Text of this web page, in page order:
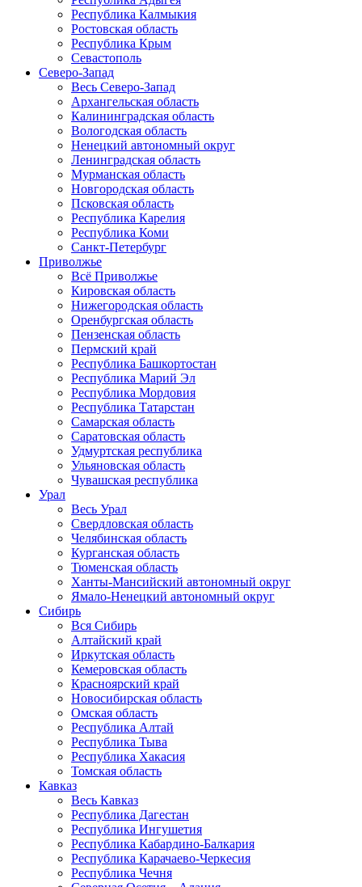
Республика Калмыкия
Ростовская область
Республика Крым
Севастополь
Северо-Запад
Весь Северо-Запад
Архангельская область
Калининградская область
Вологодская область
Ненецкий автономный округ
Ленинградская область
Мурманская область
Новгородская область
Псковская область
Республика Карелия
Республика Коми
Санкт-Петербург
Приволжье
Всё Приволжье
Кировская область
Нижегородская область
Оренбургская область
Пензенская область
Пермский край
Республика Башкортостан
Республика Марий Эл
Республика Мордовия
Республика Татарстан
Самарская область
Саратовская область
Удмуртская республика
Ульяновская область
Чувашская республика
Урал
Весь Урал
Свердловская область
Челябинская область
Курганская область
Тюменская область
Ханты-Мансийский автономный округ
Ямало-Ненецкий автономный округ
Сибирь
Вся Сибирь
Алтайский край
Иркутская область
Кемеровская область
Красноярский край
Новосибирская область
Омская область
Республика Алтай
Республика Тыва
Республика Хакасия
Томская область
Кавказ
Весь Кавказ
Республика Дагестан
Республика Ингушетия
Республика Кабардино-Балкария
Республика Карачаево-Черкесия
Республика Чечня